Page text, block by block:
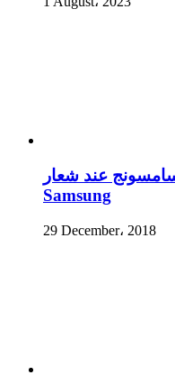
عند شعار
Samsung
29 December، 2018